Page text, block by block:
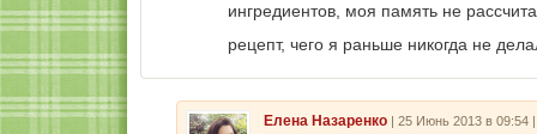
ингредиентов, моя память не
рецепт, чего я раньше никогда не
Елена Назаренко | 25 Июнь 2013 в 09:54